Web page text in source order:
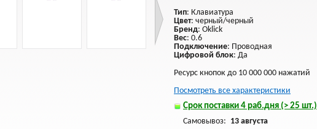
Тип: Клавиатура
Цвет: черный/черный
Бренд: Oklick
Вес: 0.6
Подключение: Проводная
Цифровой блок: Да
Ресурс кнопок до 10 000 000 нажатий
Посмотреть все характеристики
Срок поставки 4 раб.дня (> 25 шт.)
Самовывоз: 13 августа